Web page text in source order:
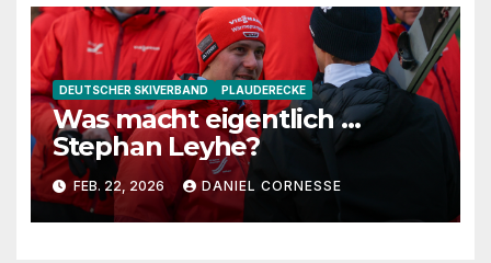
DEUTSCHER SKIVERBAND PLAUDERECKE
Was macht eigentlich …
Stephan Leyhe?
FEB. 22, 2026 DANIEL CORNESSE